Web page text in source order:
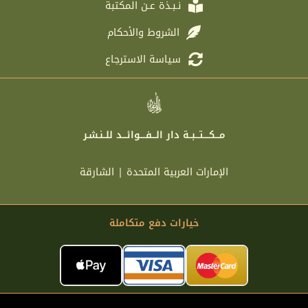
نـبـذة عـن المكتبة
الشروط والأحكام
سياسة الاسترجاع
مـــكــــتـــبــة دار الـــفــــوائـــد للــنـشـر
الإمارات العربية المتحدة | الشارقة
خيارات دفع متكاملة